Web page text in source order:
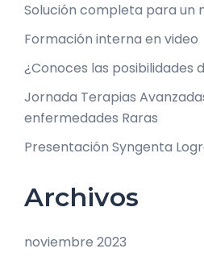
Solución completa para un
Formación interna en video
¿Conoces las posibilidades
Jornada Terapias
enfermedades Raras
Presentación Syngenta
Archivos
noviembre 2023